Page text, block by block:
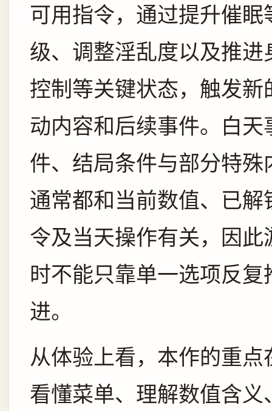
可用指令，通过提升催眠
级、调整淫乱度以及推进
控制等关键状态，触发新
动内容和后续事件。白天
件、结局条件与部分特殊
通常都和当前数值、已解
令及当天操作有关，因此
时不能只靠单一选项反复
进。
从体验上看，本作的重点
看懂菜单、理解数值含义